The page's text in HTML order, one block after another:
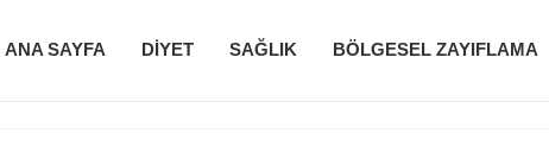
ANA SAYFA DIYET SAĞLIK BÖLGESEL ZAYIFLAMA